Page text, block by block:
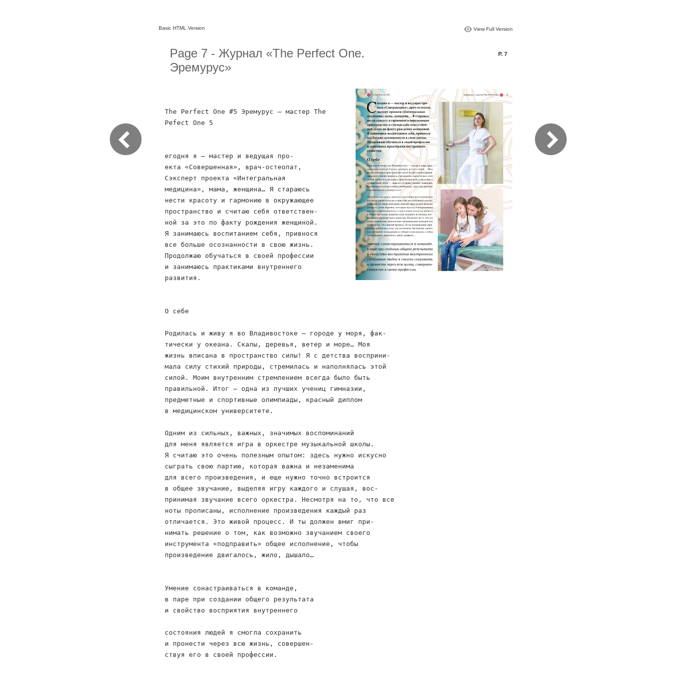
Basic HTML Version View Full Version
Page 7 - Журнал «The Perfect One.
Эремурус»
P. 7
The Perfect One #5 Эремурус — мастер The
Pefect One 5
егодня я — мастер и ведущая про-
екта «Совершенная», врач-остеопат,
Сэксперт проекта «Интегральная
медицина», мама, женщина… Я стараюсь
нести красоту и гармонию в окружающее
пространство и считаю себя ответствен-
ной за это по факту рождения женщиной.
Я занимаюсь воспитанием себя, привнося
все больше осознанности в свою жизнь.
Продолжаю обучаться в своей профессии
и занимаюсь практиками внутреннего
развития.
О себе
Родилась и живу я во Владивостоке — городе у моря, фак-
тически у океана. Скалы, деревья, ветер и море… Моя
жизнь вписана в пространство силы! Я с детства восприни-
мала силу стихий природы, стремилась и наполнялась этой
силой. Моим внутренним стремлением всегда было быть
правильной. Итог — одна из лучших учениц гимназии,
предметные и спортивные олимпиады, красный диплом
в медицинском университете.
Одним из сильных, важных, значимых воспоминаний
для меня является игра в оркестре музыкальной школы.
Я считаю это очень полезным опытом: здесь нужно искусно
сыграть свою партию, которая важна и незаменима
для всего произведения, и еще нужно точно встроится
в общее звучание, выделяя игру каждого и слушая, вос-
принимая звучание всего оркестра. Несмотря на то, что все
ноты прописаны, исполнение произведения каждый раз
отличается. Это живой процесс. И ты должен вмиг при-
нимать решение о том, как возможно звучанием своего
инструмента «подправить» общее исполнение, чтобы
произведение двигалось, жило, дышало…
Умение сонастраиваться в команде,
в паре при создании общего результата
и свойство восприятия внутреннего
состояния людей я смогла сохранить
и пронести через всю жизнь, совершен-
ствуя его в своей профессии.